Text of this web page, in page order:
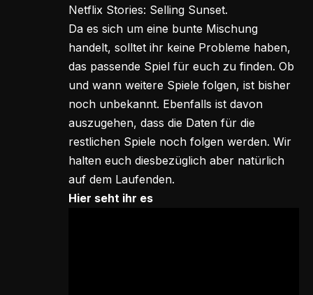
Netflix Stories: Selling Sunset.
Da es sich um eine bunte Mischung
handelt, solltet ihr keine Probleme haben,
das passende Spiel für euch zu finden. Ob
und wann weitere Spiele folgen, ist bisher
noch unbekannt. Ebenfalls ist davon
auszugehen, dass die Daten für die
restlichen Spiele noch folgen werden. Wir
halten euch diesbezüglich aber natürlich
auf dem Laufenden.
Hier seht ihr es